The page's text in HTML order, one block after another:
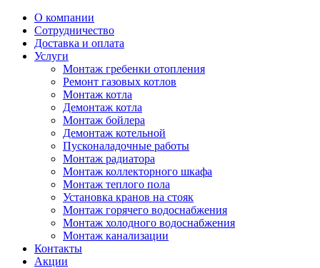
О компании
Сотрудничество
Доставка и оплата
Услуги
Монтаж гребенки отопления
Ремонт газовых котлов
Монтаж котла
Демонтаж котла
Монтаж бойлера
Демонтаж котельной
Пусконаладочные работы
Монтаж радиатора
Монтаж коллекторного шкафа
Монтаж теплого пола
Установка кранов на стояк
Монтаж горячего водоснабжения
Монтаж холодного водоснабжения
Монтаж канализации
Контакты
Акции